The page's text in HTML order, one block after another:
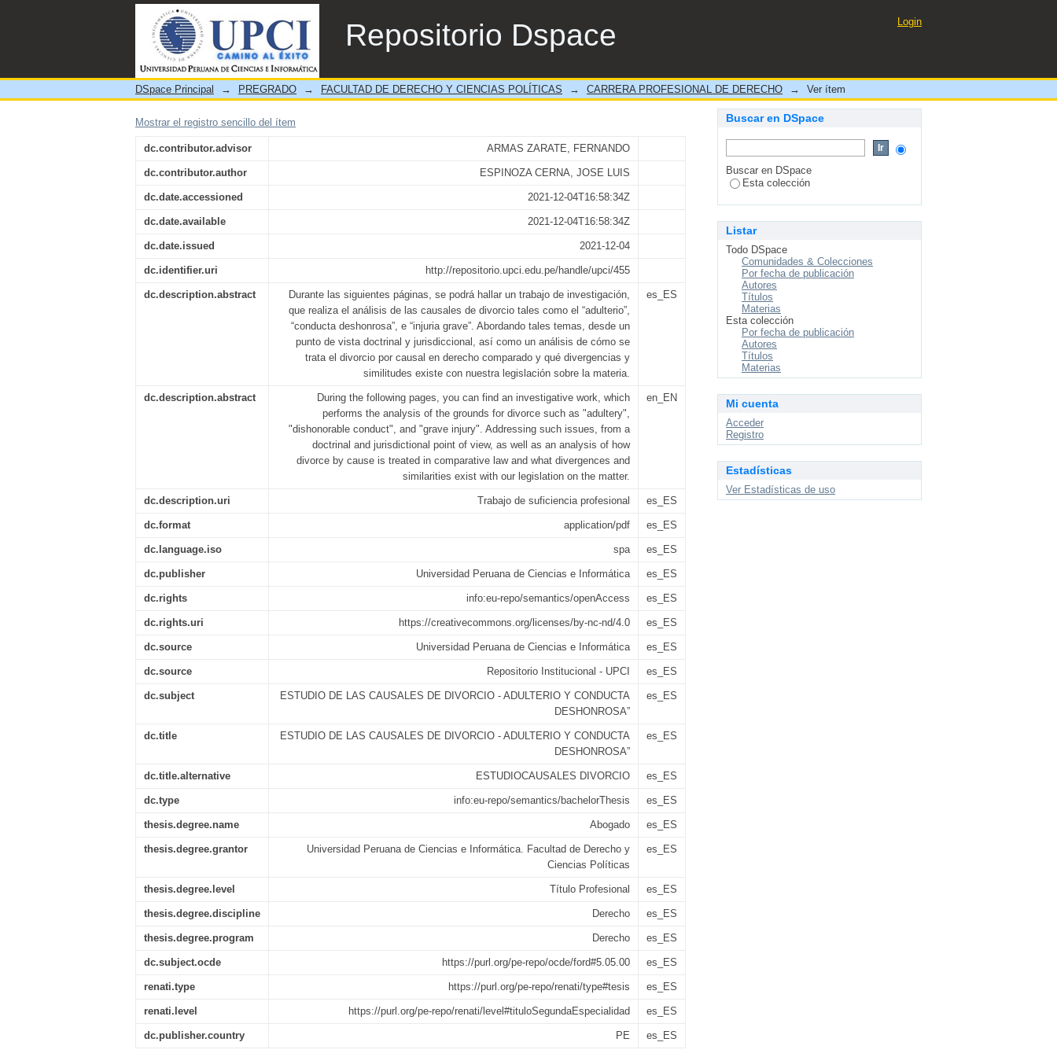
Repositorio Dspace
ESTUDIO DE LAS CAUSALES DE DIVORCIO - ADULTERIO Y CONDUCTA DESHONROSA”
Login
DSpace Principal → PREGRADO → FACULTAD DE DERECHO Y CIENCIAS POLÍTICAS → CARRERA PROFESIONAL DE DERECHO → Ver ítem
Mostrar el registro sencillo del ítem
dc.contributor.advisor ARMAS ZARATE, FERNANDO
dc.contributor.author ESPINOZA CERNA, JOSE LUIS
dc.date.accessioned 2021-12-04T16:58:34Z
dc.date.available 2021-12-04T16:58:34Z
dc.date.issued 2021-12-04
dc.identifier.uri http://repositorio.upci.edu.pe/handle/upci/455
dc.description.abstract
Durante las siguientes páginas, se podrá hallar un trabajo de investigación,
que realiza el análisis de las causales de divorcio tales como el “adulterio”,
“conducta deshonrosa”, e “injuria grave”. Abordando tales temas, desde un
punto de vista doctrinal y jurisdiccional, así como un análisis de cómo se
trata el divorcio por causal en derecho comparado y qué divergencias y
similitudes existe con nuestra legislación sobre la materia.
es_ES
dc.description.abstract
During the following pages, you can find an investigative work, which
performs the analysis of the grounds for divorce such as "adultery",
"dishonorable conduct", and "grave injury". Addressing such issues, from a
doctrinal and jurisdictional point of view, as well as an analysis of how
divorce by cause is treated in comparative law and what divergences and
similarities exist with our legislation on the matter.
en_EN
dc.description.uri Trabajo de suficiencia profesional es_ES
dc.format application/pdf es_ES
dc.language.iso spa es_ES
dc.publisher Universidad Peruana de Ciencias e Informática es_ES
dc.rights info:eu-repo/semantics/openAccess es_ES
dc.rights.uri https://creativecommons.org/licenses/by-nc-nd/4.0 es_ES
dc.source Universidad Peruana de Ciencias e Informática es_ES
dc.source Repositorio Institucional - UPCI es_ES
dc.subject
ESTUDIO DE LAS CAUSALES DE DIVORCIO - ADULTERIO Y CONDUCTA
DESHONROSA”
es_ES
dc.title
ESTUDIO DE LAS CAUSALES DE DIVORCIO - ADULTERIO Y CONDUCTA
DESHONROSA”
es_ES
dc.title.alternative ESTUDIOCAUSALES DIVORCIO es_ES
dc.type info:eu-repo/semantics/bachelorThesis es_ES
thesis.degree.name Abogado es_ES
thesis.degree.grantor
Universidad Peruana de Ciencias e Informática. Facultad de Derecho y
Ciencias Políticas
es_ES
thesis.degree.level Título Profesional es_ES
thesis.degree.discipline Derecho es_ES
thesis.degree.program Derecho es_ES
dc.subject.ocde https://purl.org/pe-repo/ocde/ford#5.05.00 es_ES
renati.type https://purl.org/pe-repo/renati/type#tesis es_ES
renati.level https://purl.org/pe-repo/renati/level#tituloSegundaEspecialidad es_ES
dc.publisher.country PE es_ES
Buscar en DSpace
Buscar en DSpace
Esta colección
Listar
Todo DSpace
Comunidades & Colecciones
Por fecha de publicación
Autores
Títulos
Materias
Esta colección
Por fecha de publicación
Autores
Títulos
Materias
Mi cuenta
Acceder
Registro
Estadísticas
Ver Estadísticas de uso